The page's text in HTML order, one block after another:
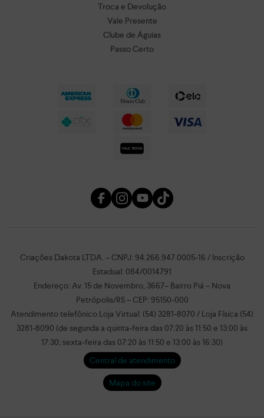
Troca e Devolução
Vale Presente
Clube de Águias
Passo Certo
Criações Dakota LTDA. – CNPJ: 94.266.947.0005-16 / Inscrição
Estadual: 084/0014791
Endereço: Av. 15 de Novembro, 3667– Bairro Piá – Nova
Petrópolis/RS – CEP: 95150-000
Atendimento telefônico Loja Virtual: (54) 3281-8070 / Loja Física (54)
3281-8090 (de segunda a quinta-feira das 07:20 às 11:50 e 13:00 às
17:30; sexta-feira das 07:20 às 11:50 e 13:00 às 16:30)
Central de atendimento
Mapa do site